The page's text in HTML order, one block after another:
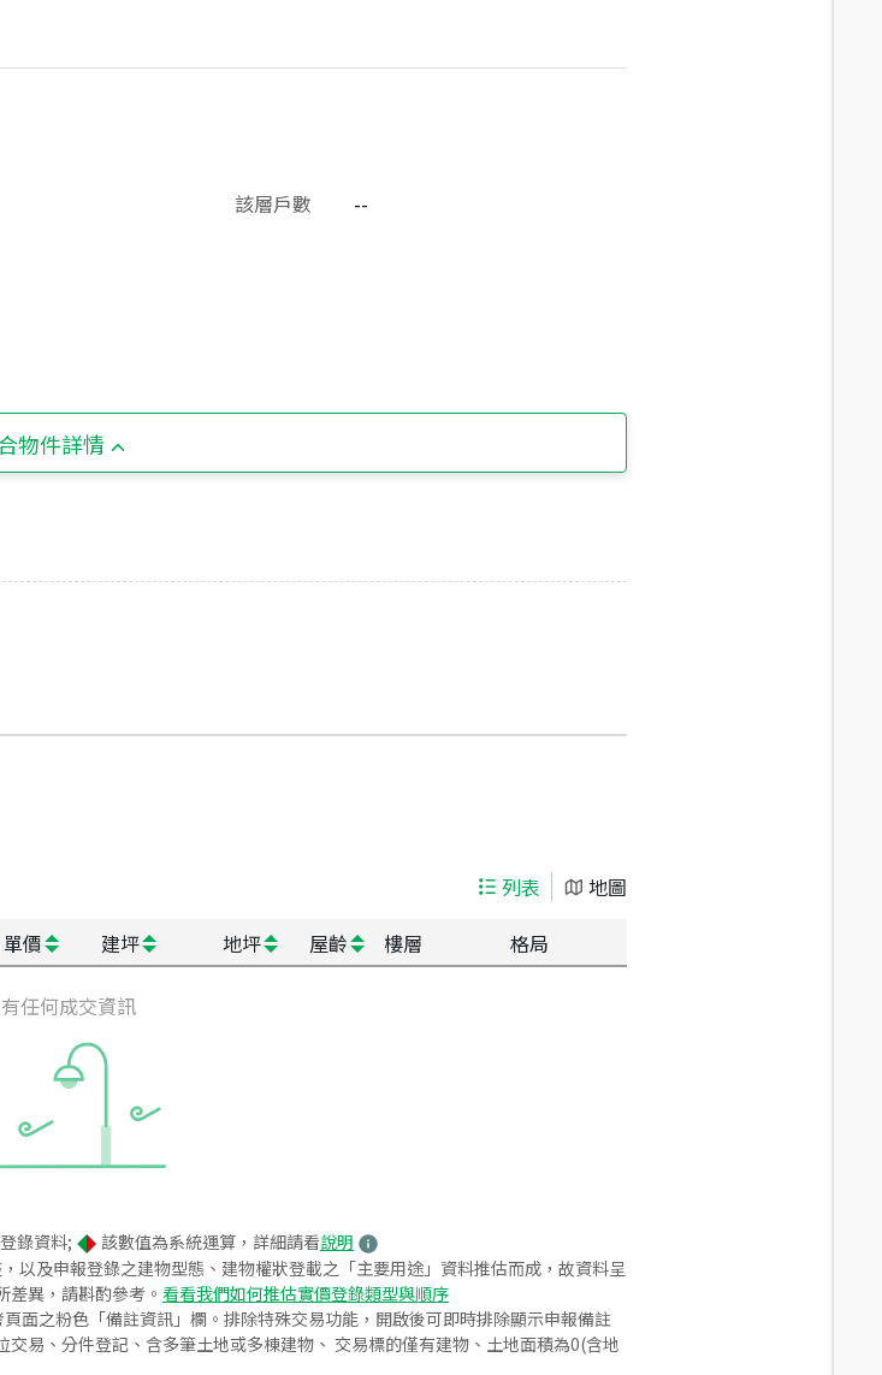
該層戶數
--
物件詳情
列表
地圖
單價 建坪 地坪 屋齡 樓層 格局
任何成交資訊
錄資料; 該數值為系統運算，詳細請看說明
以及申報登錄之建物型態、建物權狀登載之「主要用途」資料推估而成，故資料呈
異，請斟酌參考。 看看我們如何推估實價登錄類型與順序
面之粉色「備註資訊」欄。排除特殊交易功能，開啟後可即時排除顯示申報備註
易、分件登記、含多筆土地或多棟建物、 交易標的僅有建物、土地面積為0(含地